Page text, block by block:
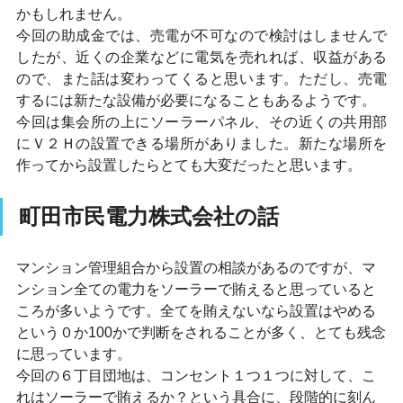
かもしれません。
今回の助成金では、売電が不可なので検討はしませんで
したが、近くの企業などに電気を売れれば、収益がある
ので、また話は変わってくると思います。ただし、売電
するには新たな設備が必要になることもあるようです。
今回は集会所の上にソーラーパネル、その近くの共用部
にＶ２Ｈの設置できる場所がありました。新たな場所を
作ってから設置したらとても大変だったと思います。
町田市民電力株式会社の話
マンション管理組合から設置の相談があるのですが、マ
ンション全ての電力をソーラーで賄えると思っていると
ころが多いようです。全てを賄えないなら設置はやめる
という０か100かで判断をされることが多く、とても残念
に思っています。
今回の６丁目団地は、コンセント１つ１つに対して、こ
れはソーラーで賄えるか？という具合に、段階的に刻ん